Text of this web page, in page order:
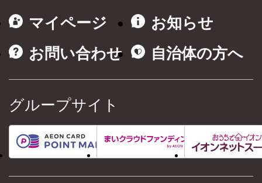
マイページ
お知らせ
お問い合わせ
自治体の方へ
グループサイト